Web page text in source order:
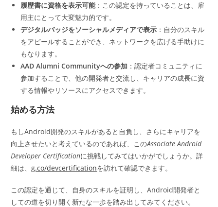
履歴書に資格を表示可能：この認定を持っていることは、雇
用主にとって大変魅力的です。
デジタルバッジをソーシャルメディアで表示 ：自分のスキル
をアピールすることができ、ネットワークを広げる手助けに
もなります。
AAD Alumni Communityへの参加 ：認定者コミュニティに
参加することで、他の開発者と交流し、キャリアの成長に資
する情報やリソースにアクセスできます。
始める方法
もしAndroid開発のスキルがあると自負し、さらにキャリアを
向上させたいと考えているのであれば、このAssociate Android
Developer Certificationに挑戦してみてはいかがでしょうか。詳
細は、g.co/devcertificationを訪れて確認できます。
この認定を通じて、自身のスキルを証明し、Android開発者と
しての道を切り開く新たな一歩を踏み出してみてください。